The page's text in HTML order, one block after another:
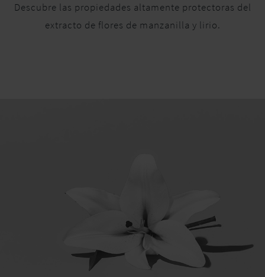
Descubre las propiedades altamente protectoras del
extracto de flores de manzanilla y lirio.